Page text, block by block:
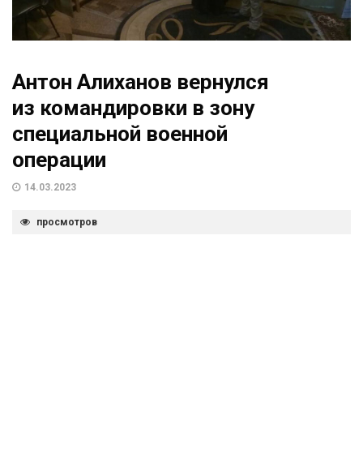
Антон Алиханов вернулся
из командировки в зону
специальной военной
операции
14.03.2023
просмотров